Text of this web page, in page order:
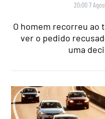
20:00 7
O homem recorreu ao
ver o pedido
uma